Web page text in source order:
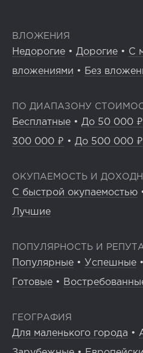
ВЛОЖЕНИЯ
Недорогие • Дорогие • С
вложениями • Без
ПО ДИАПАЗОНУ
Бесплатные • До 50 000 ₽
300 000 ₽ • До 500 000 ₽
ОКУПАЕМОСТЬ И
С быстрой окупаемостью
Лучшие
ПОПУЛЯРНОСТЬ И
Популярные • Успешные •
Готовые •
ГЕОГРАФИЯ
Для маленького города •